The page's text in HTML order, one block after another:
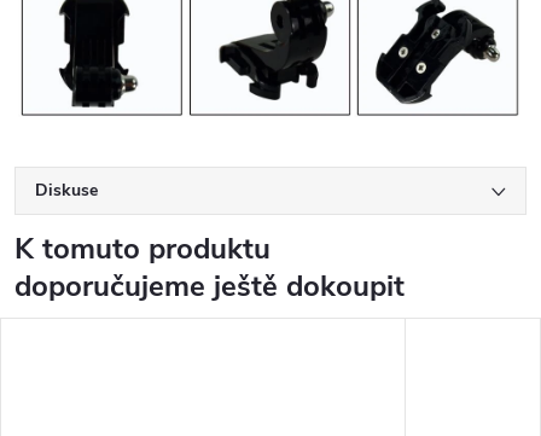
Diskuse
K tomuto produktu
doporučujeme ještě dokoupit